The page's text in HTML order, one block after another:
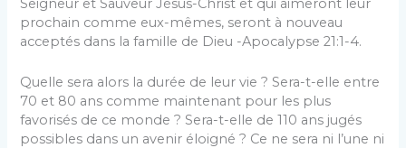
Seigneur et Sauveur Jésus-Christ et qui aimeront leur
prochain comme eux-mêmes, seront à nouveau
acceptés dans la famille de Dieu -Apocalypse 21:1-4.
Quelle sera alors la durée de leur vie ? Sera-t-elle entre
70 et 80 ans comme maintenant pour les plus
favorisés de ce monde ? Sera-t-elle de 110 ans jugés
possibles dans un avenir éloigné ? Ce ne sera ni l’une ni